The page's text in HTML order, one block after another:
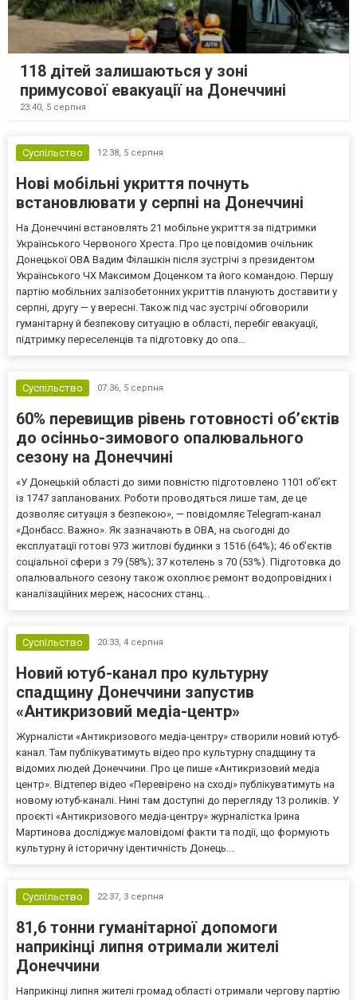
118 дітей залишаються у зоні
примусової евакуації на Донеччині
23:40, 5 серпня
Суспільство 12:38, 5 серпня
Нові мобільні укриття почнуть
встановлювати у серпні на Донеччині
На Донеччині встановлять 21 мобільне укриття за підтримки
Українського Червоного Хреста. Про це повідомив очільник
Донецької ОВА Вадим Філашкін після зустрічі з президентом
Українського ЧХ Максимом Доценком та його командою. Першу
партію мобільних залізобетонних укриттів планують доставити у
серпні, другу — у вересні. Також під час зустрічі обговорили
гуманітарну й безпекову ситуацію в області, перебіг евакуації,
підтримку переселенців та підготовку до опа...
Суспільство 07:36, 5 серпня
60% перевищив рівень готовності об’єктів
до осінньо-зимового опалювального
сезону на Донеччині
«У Донецькій області до зими повністю підготовлено 1101 об’єкт
із 1747 запланованих. Роботи проводяться лише там, де це
дозволяє ситуація з безпекою», — повідомляє Telegram-канал
«Донбасс. Важно». Як зазначають в ОВА, на сьогодні до
експлуатації готові 973 житлові будинки з 1516 (64%); 46 об’єктів
соціальної сфери з 79 (58%); 37 котелень з 70 (53%). Підготовка до
опалювального сезону також охоплює ремонт водопровідних і
каналізаційних мереж, насосних станц...
Суспільство 20:33, 4 серпня
Новий ютуб-канал про культурну
спадщину Донеччини запустив
«Антикризовий медіа-центр»
Журналісти «Антикризового медіа-центру» створили новий ютуб-
канал. Там публікуватимуть відео про культурну спадщину та
відомих людей Донеччини. Про це пише «Антикризовий медіа
центр». Відтепер відео «Перевірено на сході» публікуватимуть на
новому ютуб-каналі. Нині там доступні до перегляду 13 роликів. У
проєкті «Антикризового медіа-центру» журналістка Ірина
Мартинова досліджує маловідомі факти та події, що формують
культурну й історичну ідентичність Донець...
Суспільство 22:37, 3 серпня
81,6 тонни гуманітарної допомоги
наприкінці липня отримали жителі
Донеччини
Наприкінці липня жителі громад області отримали чергову партію